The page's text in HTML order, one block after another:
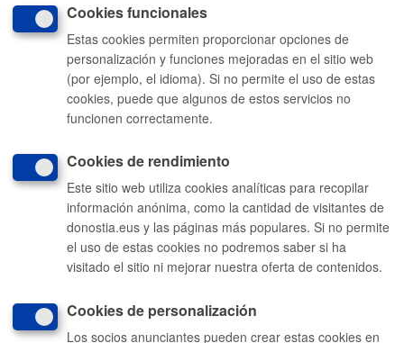
010
(gratuito desde Donostia / San Sebastián)
(+34) 943 481 000
Buzón de la ciudadanía
Ofertas de empleo
Perfil del contratante
Sede electrónica
Mapas - GeoDonostia
Sala de prensa
Mapa web
Otras páginas web corporativas
Donostia Kirola
Donostia Turismo
Fomento de San Sebastián
Dbus
Cookies funcionales
Estas cookies permiten proporcionar opciones de
personalización y funciones mejoradas en el sitio web
(por ejemplo, el idioma). Si no permite el uso de estas
cookies, puede que algunos de estos servicios no
funcionen correctamente.
Cookies de rendimiento
Este sitio web utiliza cookies analíticas para recopilar
información anónima, como la cantidad de visitantes de
donostia.eus y las páginas más populares. Si no permite
el uso de estas cookies no podremos saber si ha
visitado el sitio ni mejorar nuestra oferta de contenidos.
Cookies de personalización
Los socios anunciantes pueden crear estas cookies en